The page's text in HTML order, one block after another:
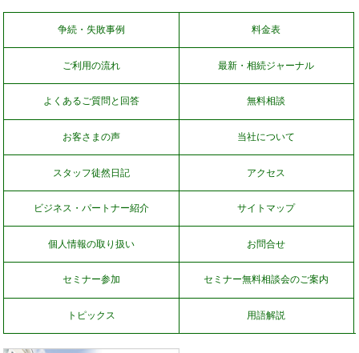
争続・失敗事例 料金表
ご利用の流れ 最新・相続ジャーナル
よくあるご質問と回答 無料相談
お客さまの声 当社について
スタッフ徒然日記 アクセス
ビジネス・パートナー紹介 サイトマップ
個人情報の取り扱い お問合せ
セミナー参加 セミナー無料相談会のご案内
トピックス 用語解説